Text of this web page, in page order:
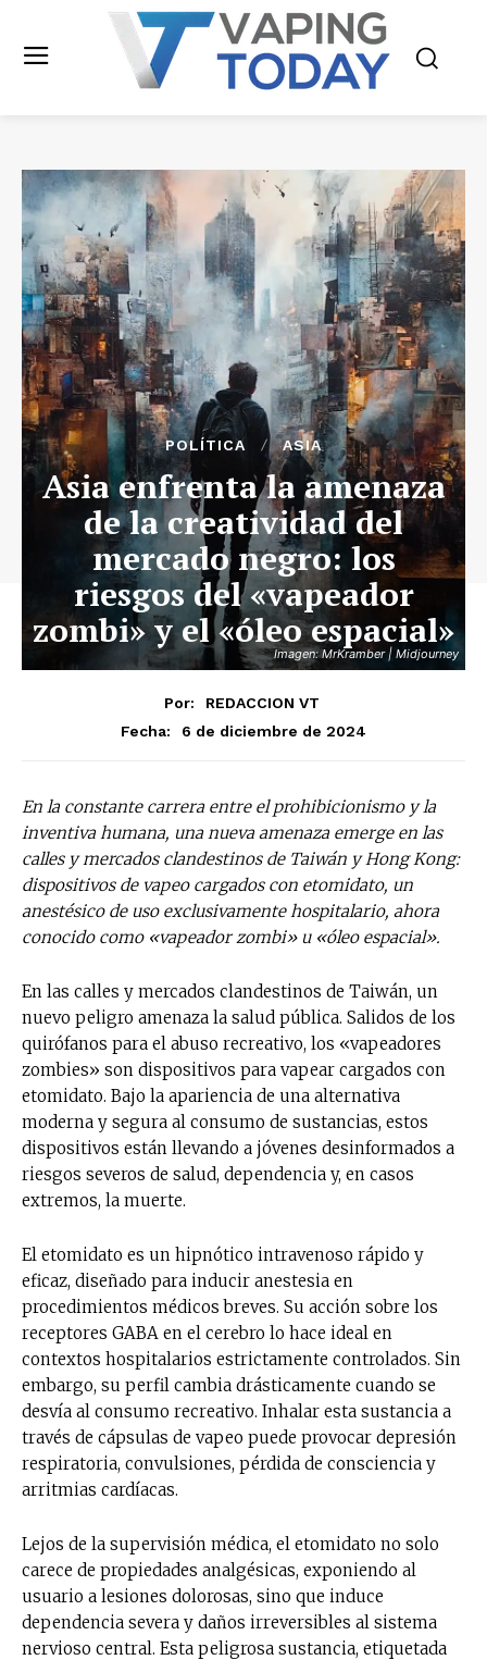
Imagen: MrKramber | Midjourney
POLÍTICA ASIA
Asia enfrenta la amenaza
de la creatividad del
mercado negro: los
riesgos del «vapeador
zombi» y el «óleo espacial»
Por:
REDACCION VT
Fecha:
6 de diciembre de 2024
En la constante carrera entre el prohibicionismo y la
inventiva humana, una nueva amenaza emerge en las
calles y mercados clandestinos de Taiwán y Hong Kong:
dispositivos de vapeo cargados con etomidato, un
anestésico de uso exclusivamente hospitalario, ahora
conocido como «vapeador zombi» u «óleo espacial».
En las calles y mercados clandestinos de Taiwán, un
nuevo peligro amenaza la salud pública. Salidos de los
quirófanos para el abuso recreativo, los «vapeadores
zombies» son dispositivos para vapear cargados con
etomidato. Bajo la apariencia de una alternativa
moderna y segura al consumo de sustancias, estos
dispositivos están llevando a jóvenes desinformados a
riesgos severos de salud, dependencia y, en casos
extremos, la muerte.
El etomidato es un hipnótico intravenoso rápido y
eficaz, diseñado para inducir anestesia en
procedimientos médicos breves. Su acción sobre los
receptores GABA en el cerebro lo hace ideal en
contextos hospitalarios estrictamente controlados. Sin
embargo, su perfil cambia drásticamente cuando se
desvía al consumo recreativo. Inhalar esta sustancia a
través de cápsulas de vapeo puede provocar depresión
respiratoria, convulsiones, pérdida de consciencia y
arritmias cardíacas.
Lejos de la supervisión médica, el etomidato no solo
carece de propiedades analgésicas, exponiendo al
usuario a lesiones dolorosas, sino que induce
dependencia severa y daños irreversibles al sistema
nervioso central. Esta peligrosa sustancia, etiquetada